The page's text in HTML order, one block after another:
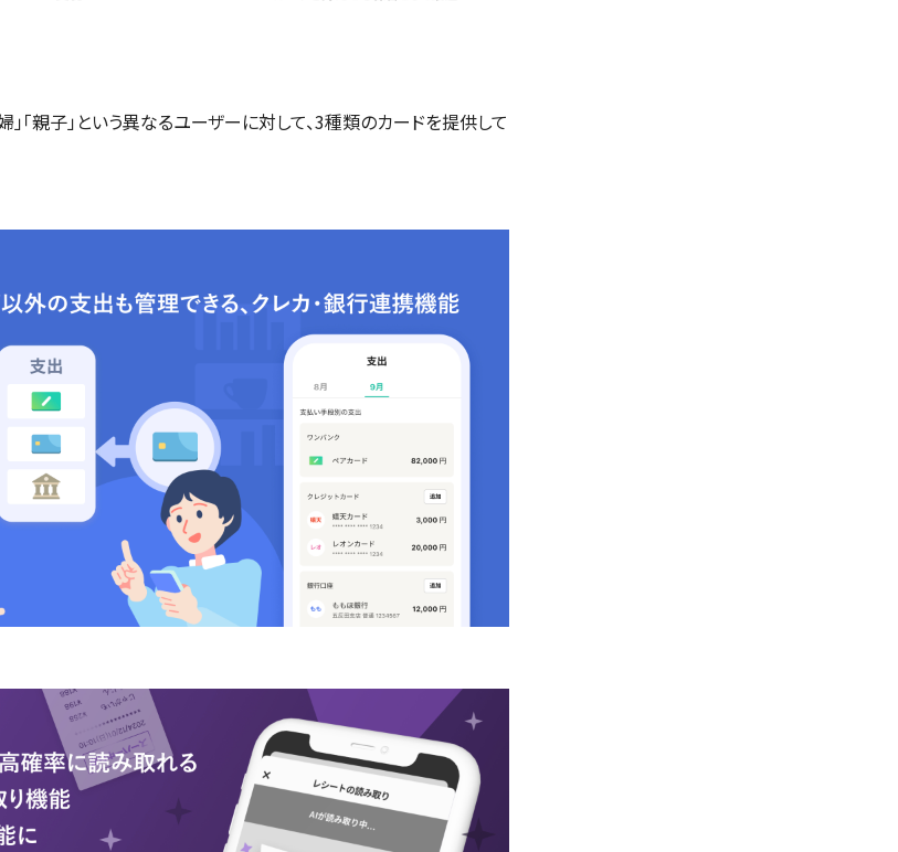
婦」「親子」という異なるユーザーに対して、3種類のカードを提供して